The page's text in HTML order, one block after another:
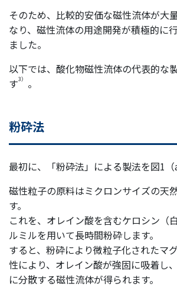
そのため、比較的安価な磁性流体が大
なり、磁性流体の用途開発が積極的に
ました。
以下では、酸化物磁性流体の代表的な
す3） 。
粉砕法
最初に、「粉砕法」による製法を図1（
磁性粒子の原料はミクロンサイズの天
す。
これを、オレイン酸を含むケロシン（
ルミルを用いて長時間粉砕します。
すると、粉砕により微粒子化されたマ
性により、オレイン酸が強固に吸着し
に分散する磁性流体が得られます。